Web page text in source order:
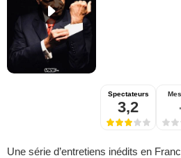
Spectateurs
3,2
Une série d’entretiens inédits en